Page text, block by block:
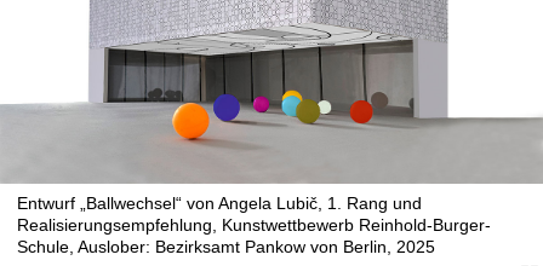
Entwurf „Ballwechsel“ von Angela Lubič, 1. Rang und
Realisierungsempfehlung, Kunstwettbewerb Reinhold-Burger-
Schule, Auslober: Bezirksamt Pankow von Berlin, 2025